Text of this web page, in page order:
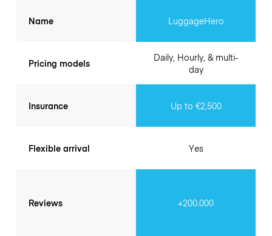
Name
Pricing models
Insurance
Flexible arrival
Reviews
LuggageHero
Daily, Hourly, & multi-
day
Up to €2,500
Yes
+200.000